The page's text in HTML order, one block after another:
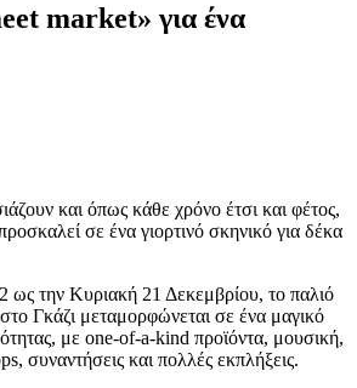
market» για ένα
και όπως κάθε χρόνο έτσι και φέτος,
σε ένα γιορτινό σκηνικό για δέκα
την Κυριακή 21 Δεκεμβρίου, το παλιό
Γκάζι μεταμορφώνεται σε ένα μαγικό
με one-of-a-kind προϊόντα, μουσική,
συναντήσεις και πολλές εκπλήξεις.